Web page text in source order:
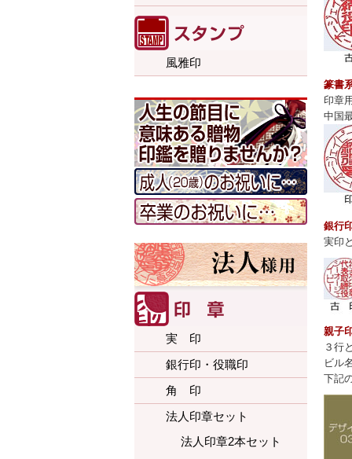
風雅印
実 印
銀行印・役職印
角 印
法人印章セット
法人印章2本セット
篆書
印章
中国
銀行
実印
親子
３行
ビル
下記